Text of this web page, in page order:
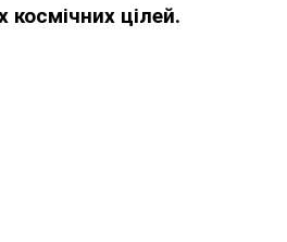
космічних цілей.